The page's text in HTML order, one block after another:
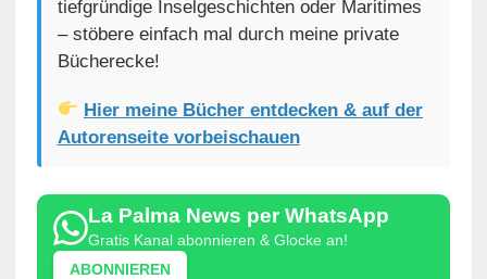
tiefgründige Inselgeschichten oder Maritimes
– stöbere einfach mal durch meine private
Bücherecke!
Hier meine Bücher entdecken & auf der
Autorenseite vorbeischauen
La Palma News per WhatsApp
Gratis Kanal abonnieren & Glocke an!
ABONNIEREN